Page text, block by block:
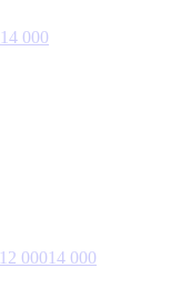
14 000
12 00014 000